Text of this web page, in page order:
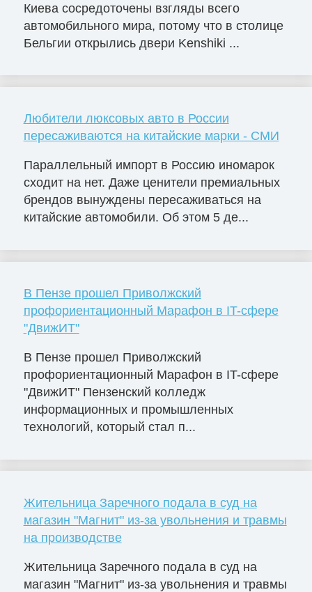
Киева сосредоточены взгляды всего
автомобильного мира, потому что в столице
Бельгии открылись двери Kenshiki ...
Любители люксовых авто в России
пересаживаются на китайские марки - СМИ
Параллельный импорт в Россию иномарок
сходит на нет. Даже ценители премиальных
брендов вынуждены пересаживаться на
китайские автомобили. Об этом 5 де...
В Пензе прошел Приволжский
профориентационный Марафон в IT-сфере
"ДвижИТ"
В Пензе прошел Приволжский
профориентационный Марафон в IT-сфере
"ДвижИТ" Пензенский колледж
информационных и промышленных
технологий, который стал п...
Жительница Заречного подала в суд на
магазин "Магнит" из-за увольнения и травмы
на производстве
Жительница Заречного подала в суд на
магазин "Магнит" из-за увольнения и травмы